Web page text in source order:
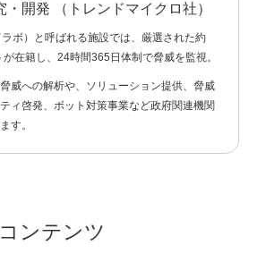
開発 （トレンドマイクロ社）
ボ）と呼ばれる施設では、厳選された約
在籍し、24時間365日体制で脅威を監視。
威への解析や、ソリューション提供、脅威
ィ啓発、ボット対策事業など政府関連機関
す。
ンテンツ